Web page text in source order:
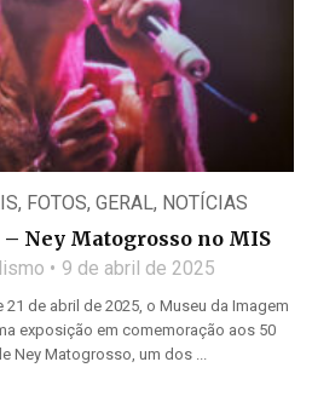
, FOTOS, GERAL, NOTÍCIAS
– Ney Matogrosso no MIS
9 de abril de 2025
de abril de 2025, o Museu da Imagem
exposição em comemoração aos 50
Ney Matogrosso, um dos ...